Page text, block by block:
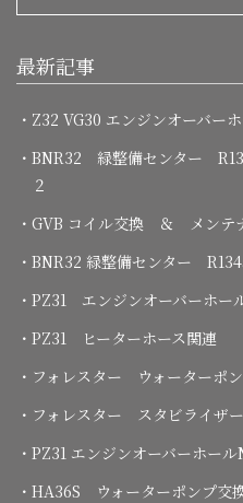
最新記事
・Z32 VG30 エンジンオーバー
・BNR32 緑整備センター
２
・GVB コイル交換 ＆ メンテ
・BNR32 緑整備センター
・PZ31 エンジンオーバーホー
・PZ31 ヒーターホース関連
・フォレスター ウォーターポ
・フォレスター スタビライザ
・PZ31 エンジンオーバーホール
・HA36S ウォーターポンプ交